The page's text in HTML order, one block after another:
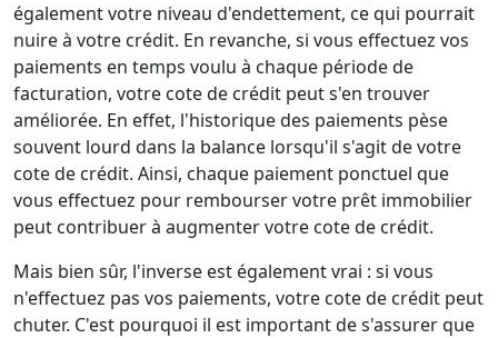
également votre niveau d'endettement, ce qui pourrait
nuire à votre crédit. En revanche, si vous effectuez vos
paiements en temps voulu à chaque période de
facturation, votre cote de crédit peut s'en trouver
améliorée. En effet, l'historique des paiements pèse
souvent lourd dans la balance lorsqu'il s'agit de votre
cote de crédit. Ainsi, chaque paiement ponctuel que
vous effectuez pour rembourser votre prêt immobilier
peut contribuer à augmenter votre cote de crédit.
Mais bien sûr, l'inverse est également vrai : si vous
n'effectuez pas vos paiements, votre cote de crédit peut
chuter. C'est pourquoi il est important de s'assurer que